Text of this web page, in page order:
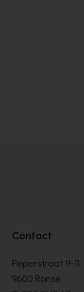
Contact
Peperstraat 9-11
9600 Ronse